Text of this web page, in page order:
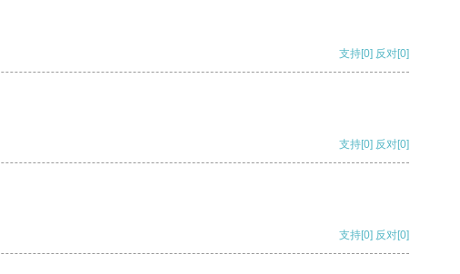
支持[0] 反对[0]
支持[0] 反对[0]
支持[0] 反对[0]